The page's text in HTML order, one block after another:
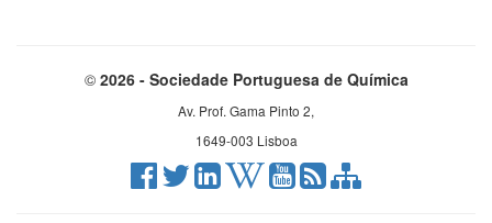
© 2026 - Sociedade Portuguesa de Química
Av. Prof. Gama Pinto 2,
1649-003 Lisboa